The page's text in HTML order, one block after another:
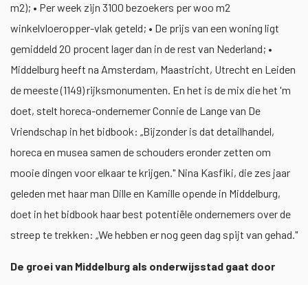
m2); • Per week zijn 3100 bezoekers per woo m2
winkelvloeropper-vlak geteld; • De prijs van een woning ligt
gemiddeld 20 procent lager dan in de rest van Nederland; •
Middelburg heeft na Amsterdam, Maastricht, Utrecht en Leiden
de meeste (1149) rijksmonumenten. En het is de mix die het 'm
doet, stelt horeca-ondernemer Connie de Lange van De
Vriendschap in het bidbook: „Bijzonder is dat detailhandel,
horeca en musea samen de schouders eronder zetten om
mooie dingen voor elkaar te krijgen." Nina Kasfiki, die zes jaar
geleden met haar man Dille en Kamille opende in Middelburg,
doet in het bidbook haar best potentiële ondernemers over de
streep te trekken: „We hebben er nog geen dag spijt van gehad."
De groei van Middelburg als onderwijsstad gaat door